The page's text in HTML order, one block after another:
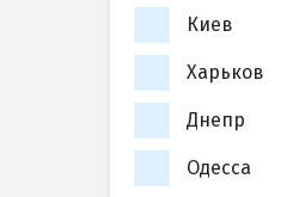
Киев
Харьков
Днепр
Одесса